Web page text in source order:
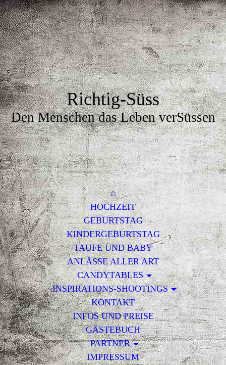
Richtig-Süss
Den Menschen das Leben verSüssen
⌂
HOCHZEIT
GEBURTSTAG
KINDERGEBURTSTAG
TAUFE UND BABY
ANLÄSSE ALLER ART
CANDYTABLES
INSPIRATIONS-SHOOTINGS
KONTAKT
INFOS UND PREISE
GÄSTEBUCH
PARTNER
IMPRESSUM